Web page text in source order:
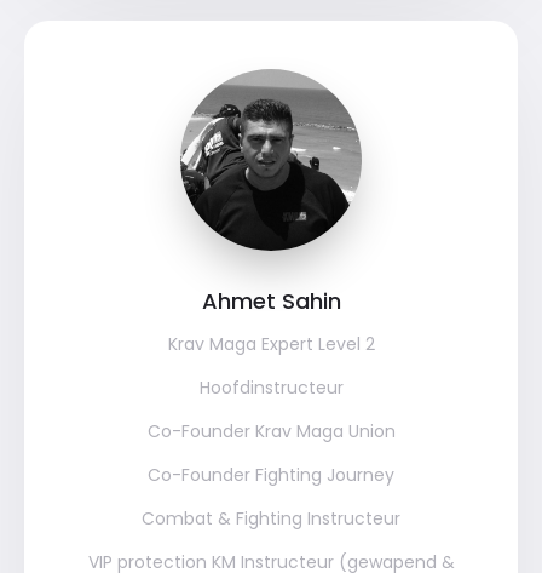
Ahmet Sahin
Krav Maga Expert Level 2
Hoofdinstructeur
Co-Founder Krav Maga Union
Co-Founder Fighting Journey
Combat & Fighting Instructeur
VIP protection KM Instructeur (gewapend &